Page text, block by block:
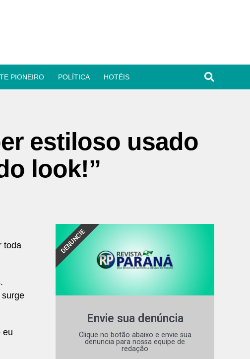
PIONEIRO POLÍTICA HOTÉIS
estiloso usado
look!”
toda
surge
eu
Envie sua denúncia
Clique no botão abaixo e envie sua
denuncia para nossa equipe de
redação
DENUNCIE